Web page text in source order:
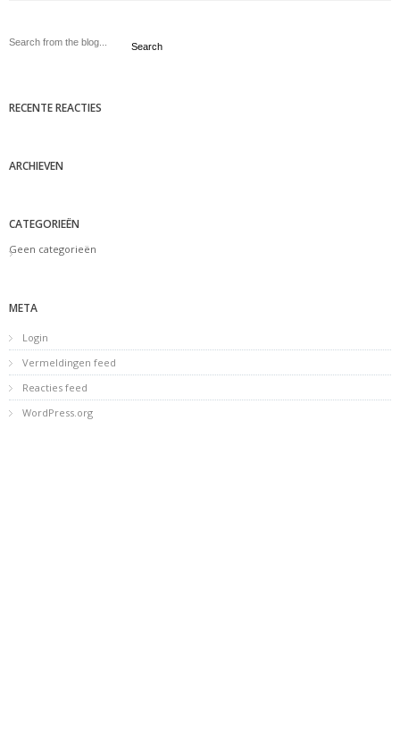
Search
RECENTE REACTIES
ARCHIEVEN
CATEGORIEËN
Geen categorieën
META
Login
Vermeldingen feed
Reacties feed
WordPress.org